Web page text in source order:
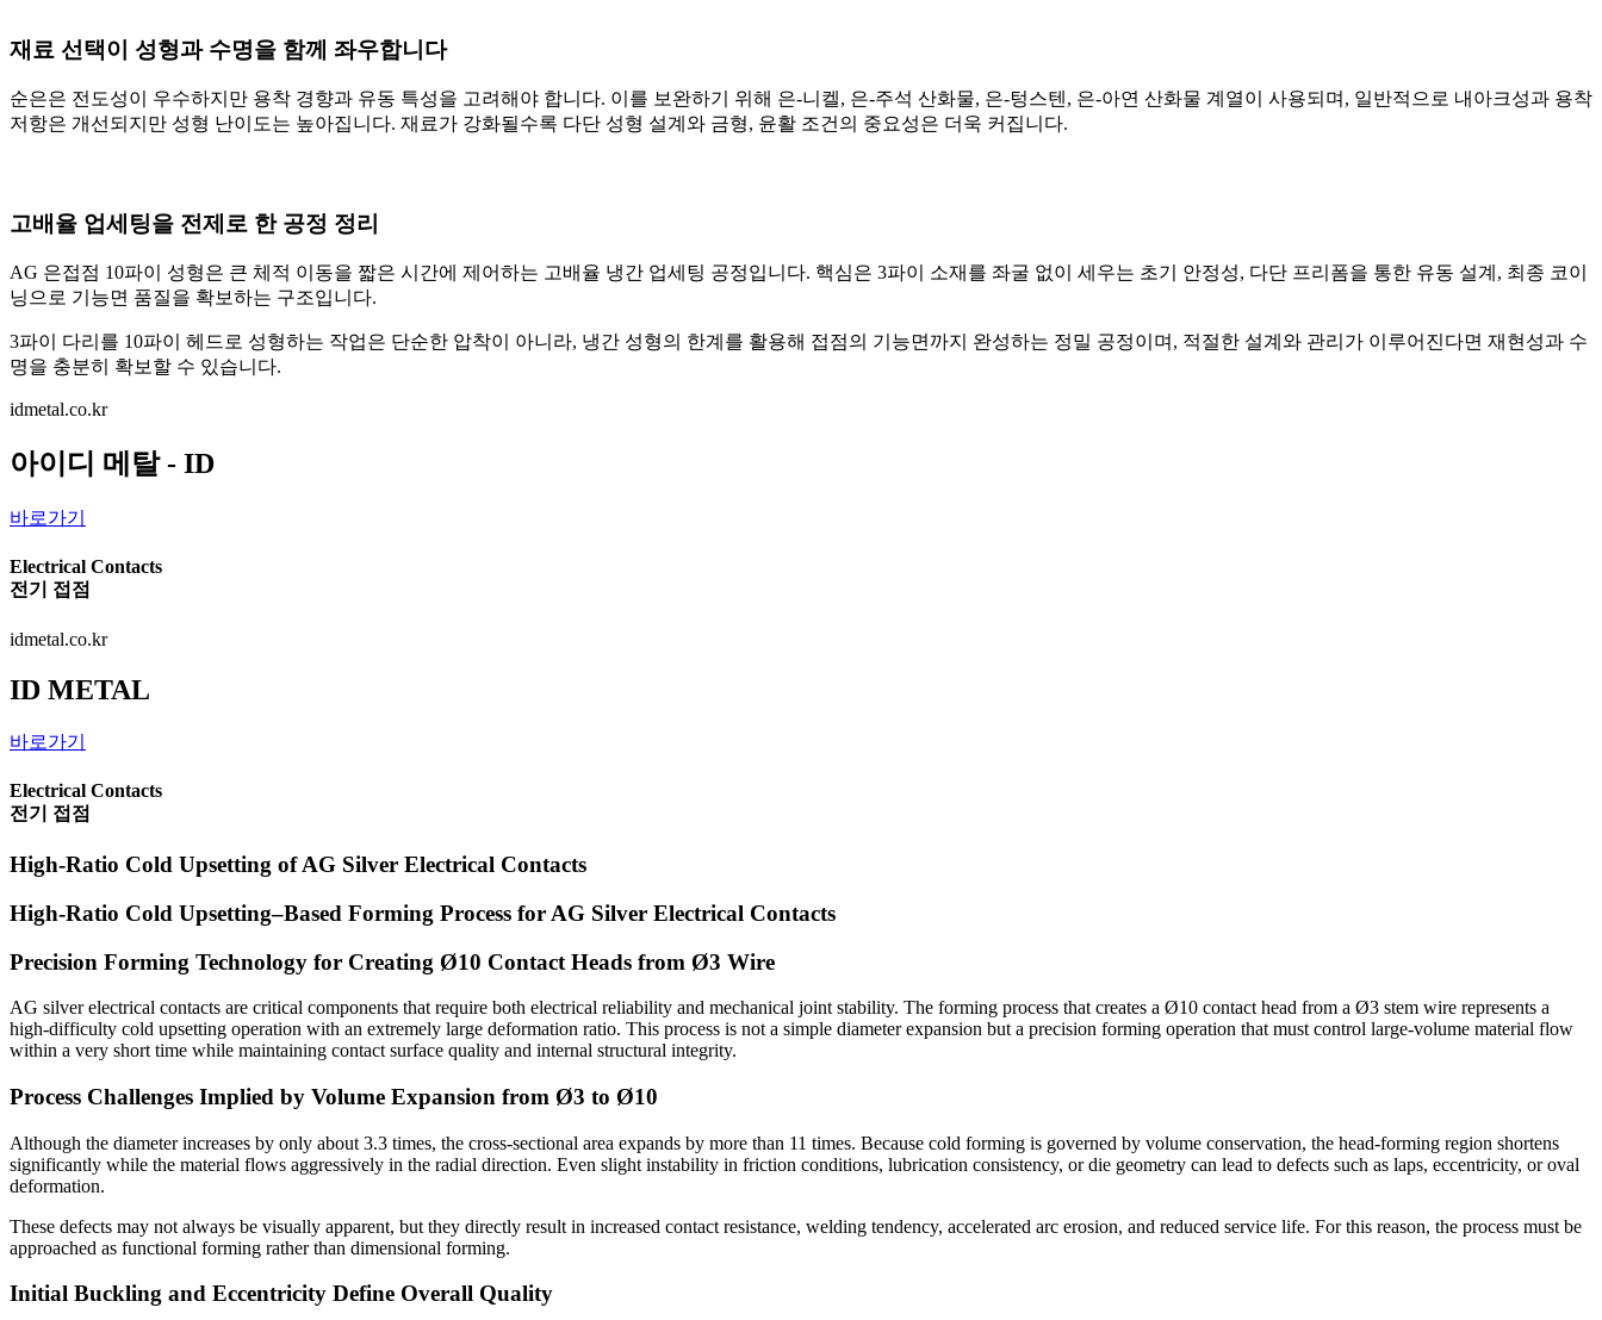
재료 선택이 성형과 수명을 함께 좌우합니다
순은은 전도성이 우수하지만 용착 경향과 유동 특성을 고려해야 합니다. 이를 보완하기 위해 은-니켈, 은-주석 산화물, 은-텅스텐, 은-아연 산화물 계열이 사용되며, 일반적으로 내아크성과 용착
저항은 개선되지만 성형 난이도는 높아집니다. 재료가 강화될수록 다단 성형 설계와 금형, 윤활 조건의 중요성은 더욱 커집니다.
고배율 업세팅을 전제로 한 공정 정리
AG 은접점 10파이 성형은 큰 체적 이동을 짧은 시간에 제어하는 고배율 냉간 업세팅 공정입니다. 핵심은 3파이 소재를 좌굴 없이 세우는 초기 안정성, 다단 프리폼을 통한 유동 설계, 최종 코이
닝으로 기능면 품질을 확보하는 구조입니다.
3파이 다리를 10파이 헤드로 성형하는 작업은 단순한 압착이 아니라, 냉간 성형의 한계를 활용해 접점의 기능면까지 완성하는 정밀 공정이며, 적절한 설계와 관리가 이루어진다면 재현성과 수
명을 충분히 확보할 수 있습니다.
idmetal.co.kr
아이디 메탈 - ID
바로가기
Electrical Contacts
전기 접점
idmetal.co.kr
ID METAL
바로가기
Electrical Contacts
전기 접점
High-Ratio Cold Upsetting of AG Silver Electrical Contacts
High-Ratio Cold Upsetting–Based Forming Process for AG Silver Electrical Contacts
Precision Forming Technology for Creating Ø10 Contact Heads from Ø3 Wire
AG silver electrical contacts are critical components that require both electrical reliability and mechanical joint stability. The forming process that creates a Ø10 contact head from a Ø3 stem wire represents a
high-difficulty cold upsetting operation with an extremely large deformation ratio. This process is not a simple diameter expansion but a precision forming operation that must control large-volume material flow
within a very short time while maintaining contact surface quality and internal structural integrity.
Process Challenges Implied by Volume Expansion from Ø3 to Ø10
Although the diameter increases by only about 3.3 times, the cross-sectional area expands by more than 11 times. Because cold forming is governed by volume conservation, the head-forming region shortens
significantly while the material flows aggressively in the radial direction. Even slight instability in friction conditions, lubrication consistency, or die geometry can lead to defects such as laps, eccentricity, or oval
deformation.
These defects may not always be visually apparent, but they directly result in increased contact resistance, welding tendency, accelerated arc erosion, and reduced service life. For this reason, the process must be
approached as functional forming rather than dimensional forming.
Initial Buckling and Eccentricity Define Overall Quality